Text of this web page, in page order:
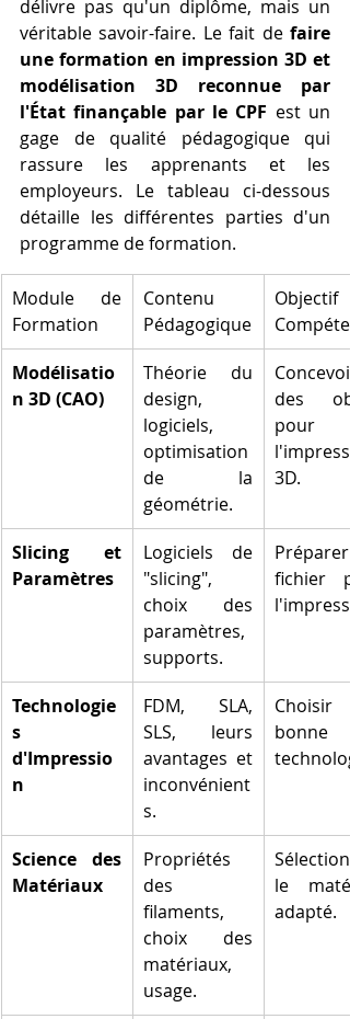
délivre pas qu'un diplôme, mais un
véritable savoir-faire. Le fait de faire
une formation en impression 3D et
modélisation 3D reconnue par
l'État finançable par le CPF est un
gage de qualité pédagogique qui
rassure les apprenants et les
employeurs. Le tableau ci-dessous
détaille les différentes parties d'un
programme de formation.
Module de
Formation
Contenu
Pédagogique
Objectif
Modélisatio
n 3D (CAO)
Théorie du
design,
logiciels,
optimisation
de la
géométrie.
Concevoir
des
pour
3D.
Slicing et
Paramètres
Logiciels de
"slicing",
choix des
paramètres,
supports.
fichier
Technologie
s
d'Impressio
n
FDM, SLA,
SLS, leurs
avantages et
inconvénient
s.
bonne
Science des
Matériaux
Propriétés
des
filaments,
choix des
matériaux,
usage.
le
adapté.